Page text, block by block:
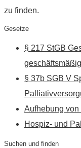
zu finden.
Gesetze
§ 217 StGB
§ 37b SGB V
Aufhebung von
Hospiz- und
Suchen und finden